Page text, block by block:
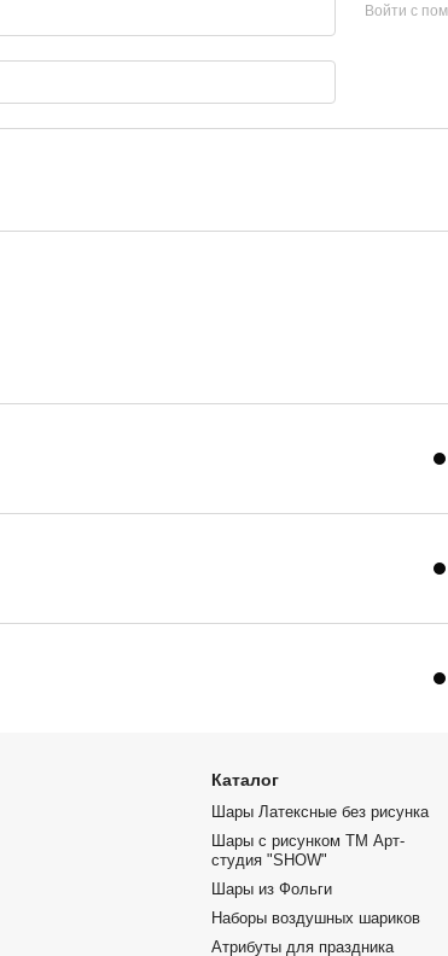
Войти с
Каталог
Шары Латексные без рисунка
Шары с рисунком ТМ Арт-
студия "SHOW"
Шары из Фольги
Наборы воздушных шариков
Атрибуты для праздника